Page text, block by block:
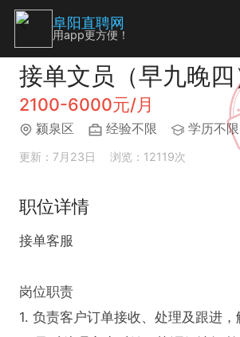
接单文员（早九晚四
2100-6000元/月
颍泉区 经验不限 学历不限
更新：7月23日 浏览：12119次
职位详情
接单客服
岗位职责
1. 负责客户订单接收、处理及跟进，
阜阳直聘网
用app更方便！